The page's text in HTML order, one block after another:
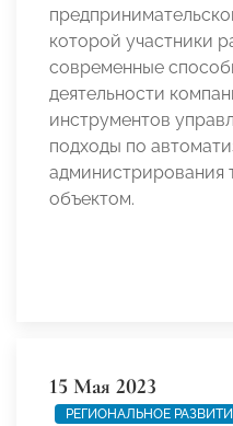
которой участники
современные
деятельности
инструментов
подходы по
администрирования
объектом.
15 Мая 2023
РЕГИОНАЛЬНОЕ